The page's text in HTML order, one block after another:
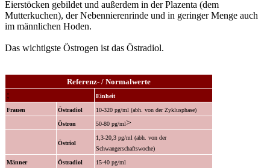
Eierstöcken gebildet und außerdem in der Plazenta (dem
Mutterkuchen), der Nebennierenrinde und in geringer Menge auch
im männlichen Hoden.
Das wichtigste Östrogen ist das Östradiol.
Referenz- / Normalwerte
; Einheit
Frauen Östradiol 10-320 pg/ml (abh. von der Zyklusphase)
Östron 50-80 pg/ml>
Östriol
1,3-20,3 pg/ml (abh. von der
Schwangerschaftswoche)
Männer Östradiol 15-40 pg/ml